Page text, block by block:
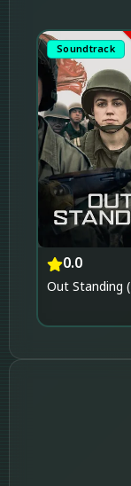
Soundtrack
0.0
Out Standing